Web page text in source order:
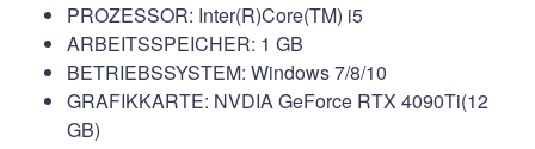
PROZESSOR: Inter(R)Core(TM) i5
ARBEITSSPEICHER: 1 GB
BETRIEBSSYSTEM: Windows 7/8/10
GRAFIKKARTE: NVDIA GeForce RTX 4090Ti(12
GB)